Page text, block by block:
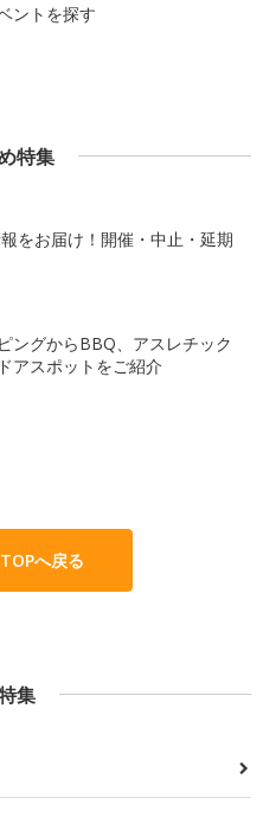
ントを探す
特集
をお届け！開催・中止・延期
ングからBBQ、アスレチック
アスポットをご紹介
へ戻る
集